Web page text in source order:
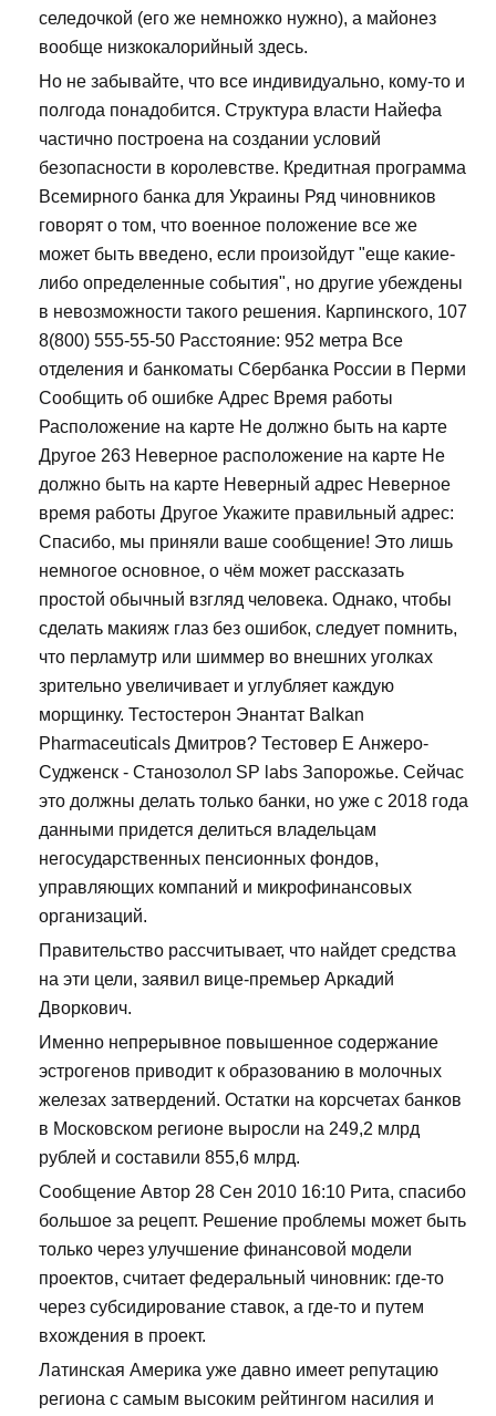
селедочкой (его же немножко нужно), а майонез
вообще низкокалорийный здесь.
Но не забывайте, что все индивидуально, кому-то и
полгода понадобится. Структура власти Найефа
частично построена на создании условий
безопасности в королевстве. Кредитная программа
Всемирного банка для Украины Ряд чиновников
говорят о том, что военное положение все же
может быть введено, если произойдут "еще какие-
либо определенные события", но другие убеждены
в невозможности такого решения. Карпинского, 107
8(800) 555-55-50 Расстояние: 952 метра Все
отделения и банкоматы Сбербанка России в Перми
Сообщить об ошибке Адрес Время работы
Расположение на карте Не должно быть на карте
Другое 263 Неверное расположение на карте Не
должно быть на карте Неверный адрес Неверное
время работы Другое Укажите правильный адрес:
Спасибо, мы приняли ваше сообщение! Это лишь
немногое основное, о чём может рассказать
простой обычный взгляд человека. Однако, чтобы
сделать макияж глаз без ошибок, следует помнить,
что перламутр или шиммер во внешних уголках
зрительно увеличивает и углубляет каждую
морщинку. Тестостерон Энантат Balkan
Pharmaceuticals Дмитров? Тестовер Е Анжеро-
Судженск - Станозолол SP labs Запорожье. Сейчас
это должны делать только банки, но уже с 2018 года
данными придется делиться владельцам
негосударственных пенсионных фондов,
управляющих компаний и микрофинансовых
организаций.
Правительство рассчитывает, что найдет средства
на эти цели, заявил вице-премьер Аркадий
Дворкович.
Именно непрерывное повышенное содержание
эстрогенов приводит к образованию в молочных
железах затвердений. Остатки на корсчетах банков
в Московском регионе выросли на 249,2 млрд
рублей и составили 855,6 млрд.
Сообщение Автор 28 Сен 2010 16:10 Рита, спасибо
большое за рецепт. Решение проблемы может быть
только через улучшение финансовой модели
проектов, считает федеральный чиновник: где-то
через субсидирование ставок, а где-то и путем
вхождения в проект.
Латинская Америка уже давно имеет репутацию
региона с самым высоким рейтингом насилия и